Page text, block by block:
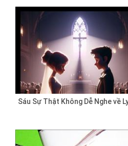
Sáu Sự Thật Không Dễ Nghe về